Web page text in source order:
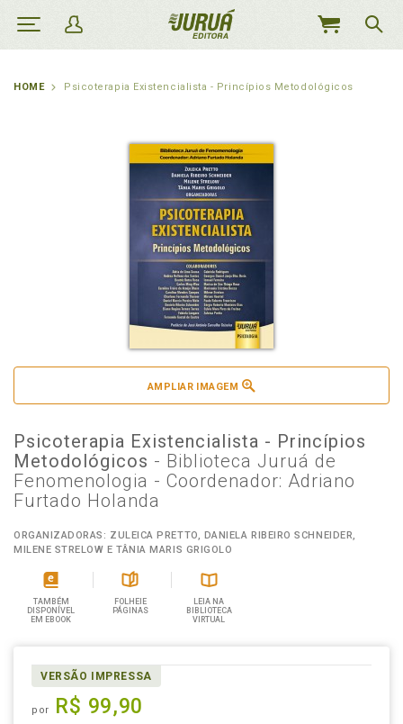
MEU
HOME Psicoterapia Existencialista - Princípios Metodológicos
AMPLIAR IMAGEM
Psicoterapia Existencialista - Princípios
Metodológicos - Biblioteca Juruá de
Fenomenologia - Coordenador: Adriano
Furtado Holanda
ORGANIZADORAS: ZULEICA PRETTO, DANIELA RIBEIRO SCHNEIDER,
MILENE STRELOW E TÂNIA MARIS GRIGOLO
TAMBÉM
DISPONÍVEL
EM EBOOK
FOLHEIE
PÁGINAS
LEIA NA
BIBLIOTECA
VIRTUAL
VERSÃO IMPRESSA
por R$ 99,90